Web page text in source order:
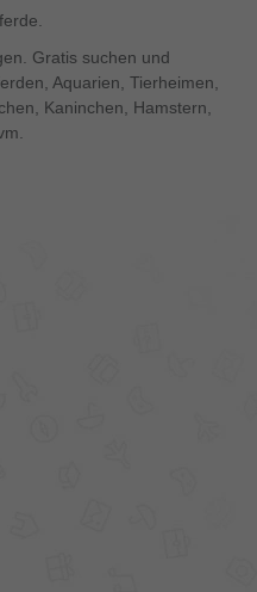
Gratis suchen und
Aquarien, Tierheimen,
Kaninchen, Hamstern,